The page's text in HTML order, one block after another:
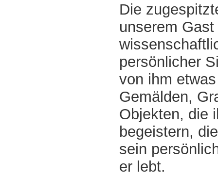
Die
unserem Gast
persönlicher
von ihm
Gemälden,
Objekten, die
begeistern,
sein
er lebt.